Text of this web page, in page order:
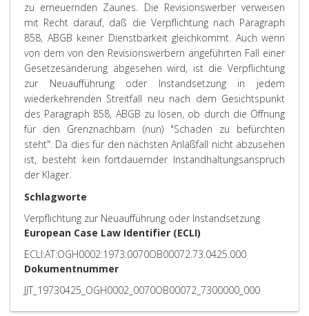
zu erneuernden Zaunes. Die Revisionswerber verweisen
mit Recht darauf, daß die Verpflichtung nach Paragraph
858, ABGB keiner Dienstbarkeit gleichkommt. Auch wenn
von dem von den Revisionswerbern angeführten Fall einer
Gesetzesänderung abgesehen wird, ist die Verpflichtung
zur Neuaufführung oder Instandsetzung in jedem
wiederkehrenden Streitfall neu nach dem Gesichtspunkt
des Paragraph 858, ABGB zu lösen, ob durch die Öffnung
für den Grenznachbarn (nun) "Schaden zu befürchten
steht". Da dies für den nächsten Anlaßfall nicht abzusehen
ist, besteht kein fortdauernder Instandhaltungsanspruch
der Kläger.
Schlagworte
Verpflichtung zur Neuaufführung oder Instandsetzung
European Case Law Identifier (ECLI)
ECLI:AT:OGH0002:1973:0070OB00072.73.0425.000
Dokumentnummer
JJT_19730425_OGH0002_0070OB00072_7300000_000